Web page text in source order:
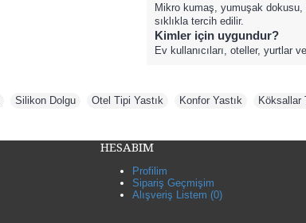
Mikro kumaş, yumuşak dokusu,
sıklıkla tercih edilir.
Kimler için uygundur?
Ev kullanıcıları, oteller, yurtlar
Silikon Dolgu Otel Tipi Yastık Konfor Yastık Köksallar
HESABIM
Profilim
Sipariş Geçmişim
Alışveriş Listem (0)